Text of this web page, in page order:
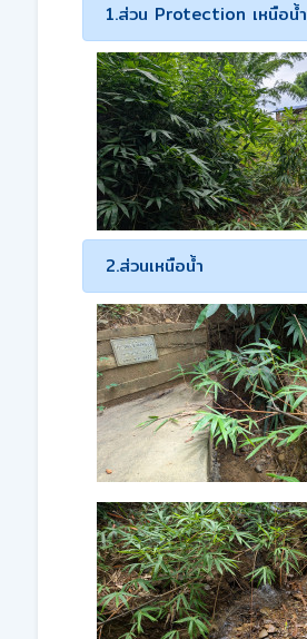
1.ส่วน Protection เหนือน้ำ
2.ส่วนเหนือน้ำ